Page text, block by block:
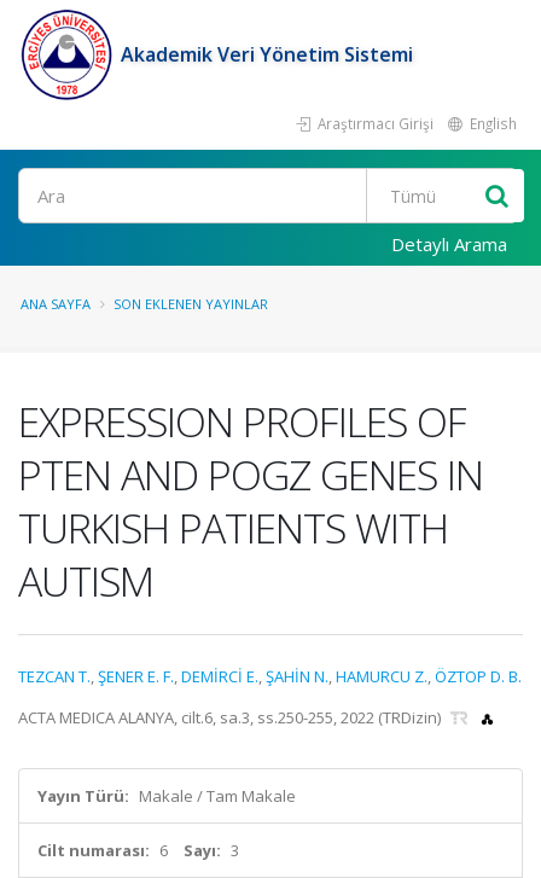
Akademik Veri Yönetim Sistemi
Araştırmacı Girişi English
Ara
Detaylı Arama
ANA SAYFA SON EKLENEN YAYINLAR
EXPRESSION PROFILES OF
PTEN AND POGZ GENES IN
TURKISH PATIENTS WITH
AUTISM
TEZCAN T.,ŞENER E. F.,DEMİRCİ E.,ŞAHİN N.,HAMURCU Z.,ÖZTOP D. B.
ACTA MEDICA ALANYA, cilt.6, sa.3, ss.250-255, 2022 (TRDizin)
Yayın Türü: Makale / Tam Makale
Cilt numarası: 6 Sayı: 3